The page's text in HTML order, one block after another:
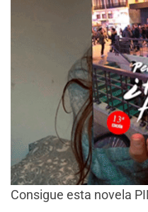
Consigue esta novela